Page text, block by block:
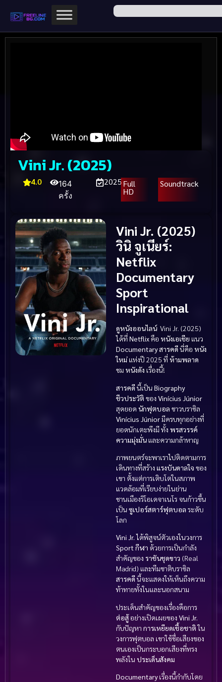
Vini Jr. (2025)
4.0
164
ครั้ง
2025Full
HD
Soundtrack
Vini Jr. (2025)
วินิ จูเนียร์:
Netflix
Documentary
Sport
Inspirational
ดูหนังออนไลน์ Vini Jr. (2025)
ได้ที่ Netflixคือ หนังเอเชีย แนว
Documentary สารคดี นี่คือ หนัง
ใหม่ แห่งปี 2025 ที่ ห้ามพลาด
ชม หนังดัง เรื่องนี้!
สารคดี นี้เป็น Biography
ชีวประวัติ ของ Vinícius Júnior
สุดยอด นักฟุตบอล ชาวบราซิล
Vinícius Júniorมีครบทุกอย่างที่
ยอดนักเตะพึงมี ทั้ง พรสวรรค์
ความมุ่งมั่น และความกล้าหาญ
ภาพยนตร์จะพาเราไปติดตามการ
เดินทางที่สร้าง แรงบันดาลใจ ของ
เขา ตั้งแต่การเติบโตในสภาพ
แวดล้อมที่เรียบง่ายในย่าน
ชานเมืองริโอเดจาเนโร จนก้าวขึ้น
เป็น ซูเปอร์สตาร์ฟุตบอล ระดับ
โลก
Vini Jr.ได้พิสูจน์ตัวเองในวงการ
Sport กีฬา ด้วยการเป็นกำลัง
สำคัญของ ราชันชุดขาว (Real
Madrid) และทีมชาติบราซิล
สารคดี นี้จะแสดงให้เห็นถึงความ
ท้าทายทั้งในและนอกสนาม
ประเด็นสำคัญของเรื่องคือการ
ต่อสู้อย่างเปิดเผยของ Vini Jr.
กับปัญหา การเหยียดเชื้อชาติใน
วงการฟุตบอล เขาใช้ชื่อเสียงของ
ตนเองเป็นกระบอกเสียงที่ทรง
พลังใน ประเด็นสังคม
Documentaryเรื่องนี้กำกับโดย